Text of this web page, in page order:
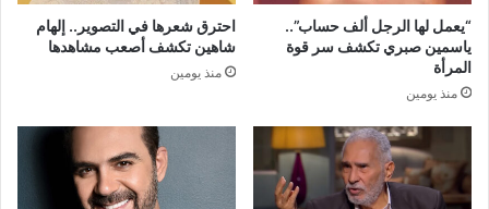
“يعمل لها الرجل ألف حساب”..
ياسمين صبري تكشف سر قوة
المرأة
منذ يومين
احترق شعرها في التصوير.. إلهام
شاهين تكشف أصعب مشاهدها
منذ يومين